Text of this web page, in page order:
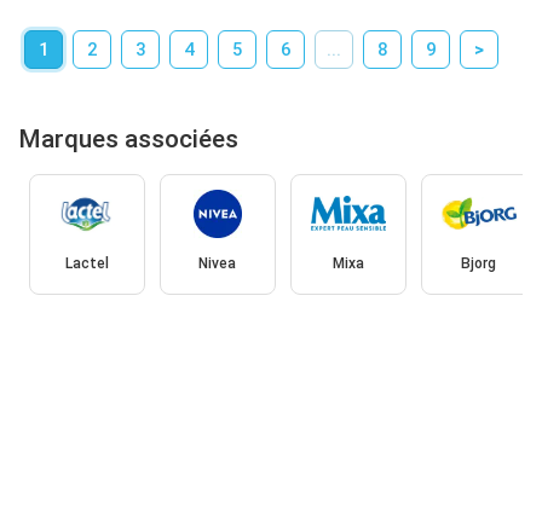
1 2 3 4 5 6 8 9 >
Marques associées
Lactel Nivea Mixa Bjorg